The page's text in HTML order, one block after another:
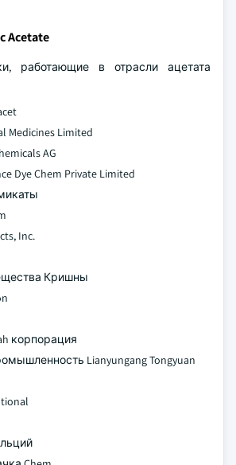
Acetate
работающие в отрасли ацетата
Medicines Limited
AG
Dye Chem Private Limited
Inc.
Кришны
корпорация
Lianyungang Tongyuan